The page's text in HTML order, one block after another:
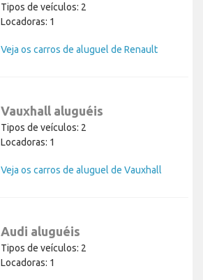
Tipos de veículos: 2
Locadoras: 1
Veja os carros de aluguel de Renault
Vauxhall aluguéis
Tipos de veículos: 2
Locadoras: 1
Veja os carros de aluguel de Vauxhall
Audi aluguéis
Tipos de veículos: 2
Locadoras: 1